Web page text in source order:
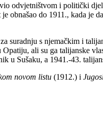
odvjetništvom i politički
je obnašao do 1911., kada je
suradnju s njemačkim i
Opatiju, ali su ga talijanske
u Sušaku, a 1941.-43.
novom listu (1912.) i